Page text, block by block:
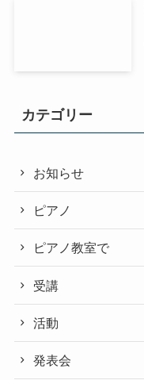
カテゴリー
お知らせ
ピアノ
ピアノ教室で
受講
活動
発表会